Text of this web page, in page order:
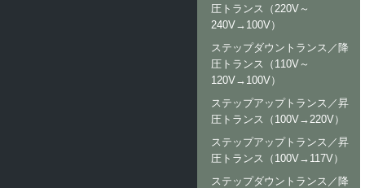
圧トランス（220V～
240V→100V）
ステップダウントランス／降
圧トランス（110V～
120V→100V）
ステップアップトランス／昇
圧トランス（100V→220V）
ステップアップトランス／昇
圧トランス（100V→117V）
ステップダウントランス／降